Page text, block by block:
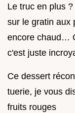
Le truc en plus
sur le gratin aux
encore chaud…
c'est juste
Ce dessert
tuerie, je vous
fruits rouges